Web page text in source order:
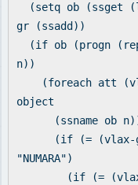
(setq ob (ssget
gr (ssadd))
(if ob (progn
n))
(foreach att
object
(ssname ob n))
(if (= (vlax-
"NUMARA")
(if (= (vlax-